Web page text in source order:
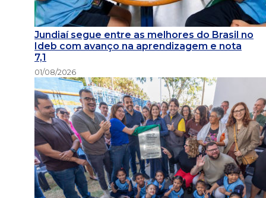
Jundiaí segue entre as melhores do Brasil no
Ideb com avanço na aprendizagem e nota
7,1
01/08/2026